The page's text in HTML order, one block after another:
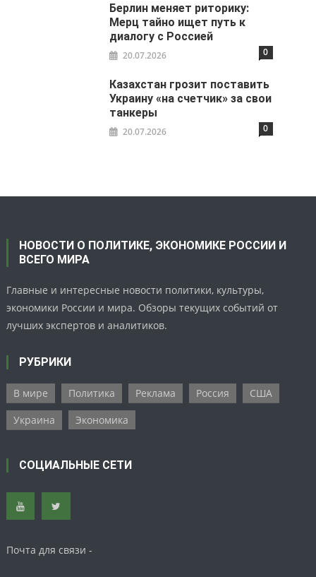
Берлин меняет риторику:
Мерц тайно ищет путь к
диалогу с Россией
20.07.2026 0
Казахстан грозит поставить
Украину «на счетчик» за свои
танкеры
20.07.2026 0
НОВОСТИ О ПОЛИТИКЕ, ЭКОНОМИКЕ РОССИИ И
ВСЕГО МИРА
Главные и интересные новости политики, культуры,
экономики России и мира. Обзоры текущих событий от
лучших экспертов и аналитиков.
РУБРИКИ
В мире Политика Реклама Россия
США
Украина
Экономика
СОЦИАЛЬНЫЕ СЕТИ
Почта для связи -